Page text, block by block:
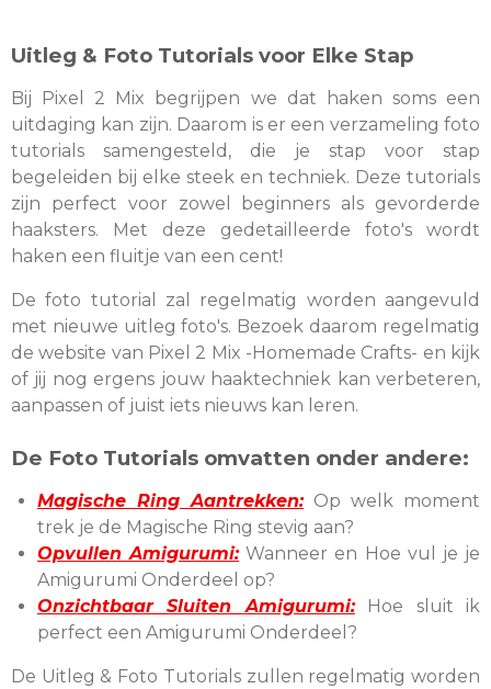
Uitleg & Foto Tutorials voor Elke Stap
Bij Pixel 2 Mix begrijpen we dat haken soms een
uitdaging kan zijn. Daarom is er een verzameling foto
tutorials samengesteld, die je stap voor stap
begeleiden bij elke steek en techniek. Deze tutorials
zijn perfect voor zowel beginners als gevorderde
haaksters. Met deze gedetailleerde foto's wordt
haken een fluitje van een cent!
De foto tutorial zal regelmatig worden aangevuld
met nieuwe uitleg foto's. Bezoek daarom regelmatig
de website van Pixel 2 Mix -Homemade Crafts- en kijk
of jij nog ergens jouw haaktechniek kan verbeteren,
aanpassen of juist iets nieuws kan leren.
De Foto Tutorials omvatten onder andere:
Magische Ring Aantrekken:Op welk moment
trek je de Magische Ring stevig aan?
Opvullen Amigurumi:Wanneer en Hoe vul je je
Amigurumi Onderdeel op?
Onzichtbaar Sluiten Amigurumi:Hoe sluit ik
perfect een Amigurumi Onderdeel?
De Uitleg & Foto Tutorials zullen regelmatig worden